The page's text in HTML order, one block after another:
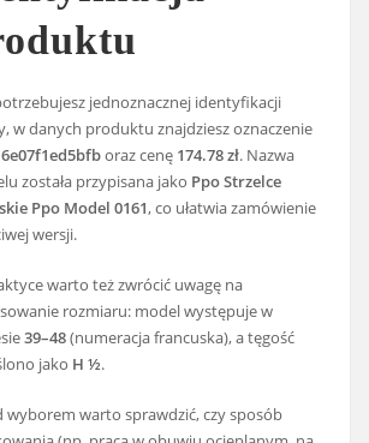
jednoznacznej identyfikacji
w danych produktu znajdziesz oznaczenie
6e07f1ed5bfboraz cenę 174.78 zł. Nazwa
została przypisana jako Ppo Strzelce
Ppo Model 0161, co ułatwia zamówienie
wersji.
warto też zwrócić uwagę na
rozmiaru: model występuje w
39–48(numeracja francuska), a tęgość
jako H ½.
wyborem warto sprawdzić, czy sposób